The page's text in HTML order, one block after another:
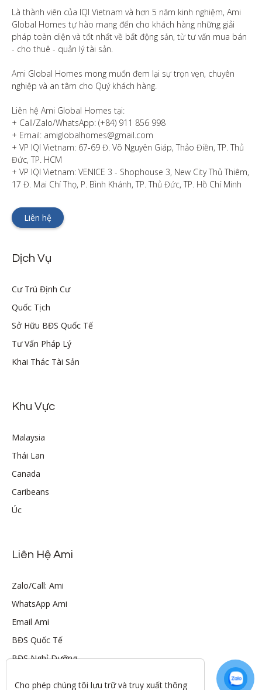
Là thành viên của IQI Vietnam và hơn 5 năm kinh nghiệm, Ami
Global Homes tự hào mang đến cho khách hàng những giải
pháp toàn diện và tốt nhất về bất động sản, từ tư vấn mua bán
- cho thuê - quản lý tài sản.
Ami Global Homes mong muốn đem lại sự trọn vẹn, chuyên
nghiệp và an tâm cho Quý khách hàng.
Liên hệ Ami Global Homes tại:
+ Call/Zalo/WhatsApp: (+84) 911 856 998
+ Email: amiglobalhomes@gmail.com
+ VP IQI Vietnam: 67-69 Đ. Võ Nguyên Giáp, Thảo Điền, TP. Thủ
Đức, TP. HCM
+ VP IQI Vietnam: VENICE 3 - Shophouse 3, New City Thủ Thiêm,
17 Đ. Mai Chí Thọ, P. Bình Khánh, TP. Thủ Đức, TP. Hồ Chí Minh
Liên hệ
Dịch Vụ
Cư Trú Định Cư
Quốc Tịch
Sở Hữu BĐS Quốc Tế
Tư Vấn Pháp Lý
Khai Thác Tài Sản
Khu Vực
Malaysia
Thái Lan
Canada
Caribeans
Úc
Liên Hệ Ami
Zalo/Call: Ami
WhatsApp Ami
Email Ami
BĐS Quốc Tế
BĐS Nghỉ Dưỡng
Cho phép chúng tôi lưu trữ và truy xuất thông